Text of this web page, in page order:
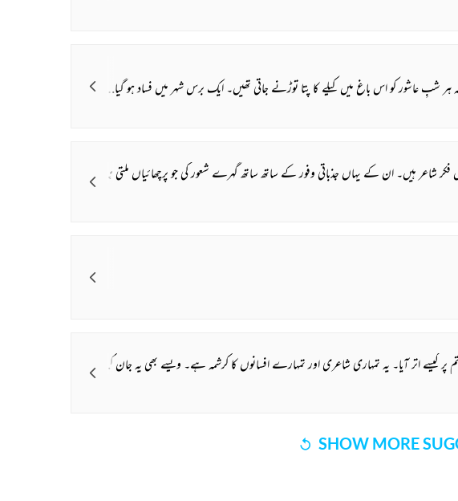
کو وہاں کوئی قدم نہ رکھے۔ اس پر وہ رسم جو طوائفوں کے لئے مخصوص تھی، شہر بھر کے مسلمانوں کا مسئلہ بن گئی۔ تاہم طوائفوں نے طے کیا کہ مردوں کا کوئی گروہ ان کے ساتھ نہیں جائےگا کہ یہ رسم کے خلاف بات ہوگی۔ تو وہ اپنے دستور کے مطابق گئیں اور کیلے کاپتا توڑ کر صحیح و سلامت واپس آ گئیں۔
ان کا رد عمل بڑا حقیقت پسندانہ اور مثبت ہے۔ اگرچہ فنون لطیفہ میں وراثت کا کوئی تصور نہیں تاہم ہماری شاعری میں اس کلیے کے جو استثنا نظر آتے ہیں ان میں جناب جون ایلیا بھی شامل ہیں۔ شاعری اور ادب انہیں ورثے میں ملے ہیں بلکہ یہ کہنا بجا ہے کہ انہوں نے ادب و شعر کی آغوش میں آنکھیں کھولی ہیں اور ادب و شعر کی گود میں پرورش پائی ہے لیکن جو کچھ انہوں نے بزرگوں سے حاصل کیا اسے اپنی انفرادیت کی چھاپ اور اپنے ذاتی رنگ و آہنگ سے بہت زیادہ پرکشش اور اثر انگیز بنادیا ہے۔
کا کرشمہ ہے۔ ویسے بھی یہ جان کر کہ تم عمر میں صرف ڈیڑھ برس چھوٹے ہو (میری پیدائش یکم مارچ 1933ء کی ہے) میں نے سوچا اب بے تکلف ہوکر دوستی کرہی لینی چاہیے۔
SHOW MORE